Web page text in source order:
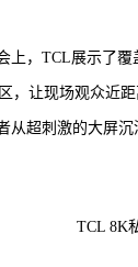
上，TCL展示了覆
，让现场观众近
从超刺激的大屏
TCL 8K